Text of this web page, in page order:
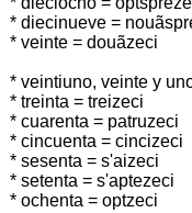
* diecinueve =
* veinte = douãzeci
* veintiuno, veinte y
* treinta = treizeci
* cuarenta = patruzeci
* cincuenta = cincizeci
* sesenta = s'aizeci
* setenta = s'aptezeci
* ochenta = optzeci